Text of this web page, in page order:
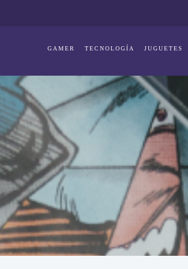
GAMER TECNOLOGÍA JUGUETES